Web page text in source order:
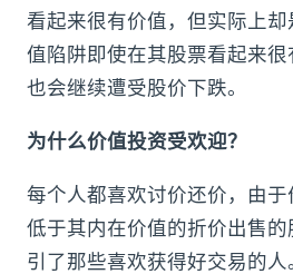
看起来很有价值，但实际上
值陷阱即使在其股票看起来很
也会继续遭受股价下跌。
为什么价值投资受欢迎？
每个人都喜欢讨价还价，由
低于其内在价值的折价出售
引了那些喜欢获得好交易的